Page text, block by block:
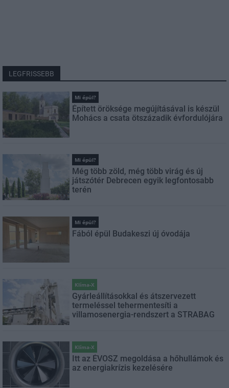
LEGFRISSEBB
Mi épül?
Épített öröksége megújításával is készül
Mohács a csata ötszázadik évfordulójára
Mi épül?
Még több zöld, még több virág és új
játszótér Debrecen egyik legfontosabb
terén
Mi épül?
Fából épül Budakeszi új óvodája
Klíma-X
Gyárleállításokkal és átszervezett
termeléssel tehermentesíti a
villamosenergia-rendszert a STRABAG
Klíma-X
Itt az ÉVOSZ megoldása a hőhullámok és
az energiakrízis kezelésére